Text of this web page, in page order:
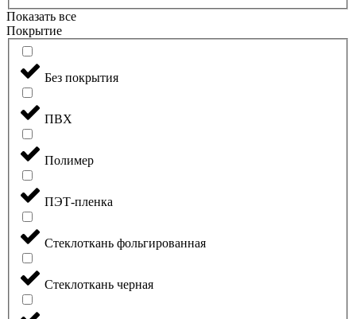
Показать все
Покрытие
Без покрытия
ПВХ
Полимер
ПЭТ-пленка
Стеклоткань фольгированная
Стеклоткань черная